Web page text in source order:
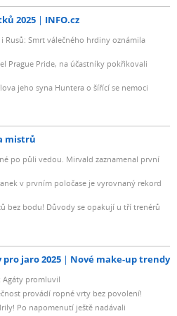
2025 INFO.cz
Rusů: Smrt válečného hrdiny oznámila
Prague Pride, na účastníky pokřikovali
jeho syna Huntera o šířící se nemoci
mistrů
po půli vedou. Mirvald zaznamenal první
v prvním poločase je vyrovnaný rekord
bez bodu! Důvody se opakují u tří trenérů
jaro 2025 Nové make-up trendy
Agáty promluvil
provádí ropné vrty bez povolení!
Po napomenutí ještě nadávali